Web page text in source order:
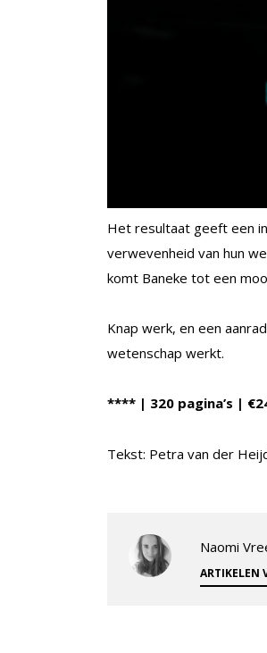
Het resultaat geeft een
verwevenheid van hun
komt Baneke tot een
Knap werk, en een
wetenschap werkt.
**** | 320 pagina’s |
Tekst: Petra van der
Naomi
ARTIKELEN